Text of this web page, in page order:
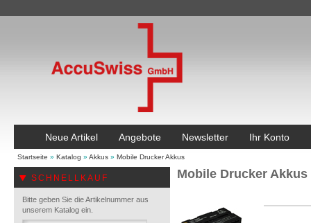
Neue Artikel Angebote Newsletter Ihr Konto
Startseite » Katalog » Akkus » Mobile Drucker Akkus
SCHNELLKAUF
Bitte geben Sie die Artikelnummer aus
unserem Katalog ein.
Mobile Drucker Akkus